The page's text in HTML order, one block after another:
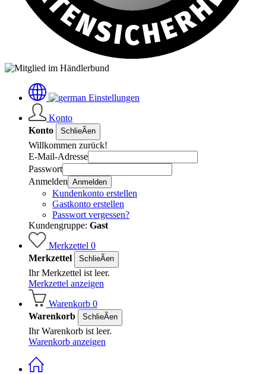
Einstellungen
Konto
Konto
SchlieÃen
Willkommen zurück!
E-Mail-Adresse
Passwort
Anmelden Anmelden
Kundenkonto erstellen
Gastkonto erstellen
Passwort vergessen?
Kundengruppe: Gast
Merkzettel 0
Merkzettel
SchlieÃen
Ihr Merkzettel ist leer.
Merkzettel anzeigen
Warenkorb 0
Warenkorb
SchlieÃen
Ihr Warenkorb ist leer.
Warenkorb anzeigen